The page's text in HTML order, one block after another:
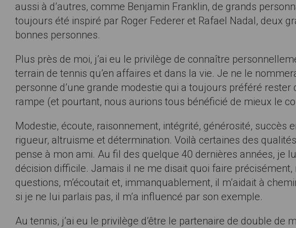
aussi à d’autres, comme Benjamin Franklin, de grands
toujours été inspiré par Roger Federer et Rafael Nadal, deux
bonnes personnes.
Plus près de moi, j’ai eu le privilège de connaître
terrain de tennis qu’en affaires et dans la vie. Je ne le
personne d’une grande modestie qui a toujours préféré rester
rampe (et pourtant, nous aurions tous bénéficié de mieux le
Modestie, écoute, raisonnement, intégrité, générosité, succès
rigueur, altruisme et détermination. Voilà certaines des
pense à mon ami. Au fil des quelque 40 dernières années, je
décision difficile. Jamais il ne me disait quoi faire
questions, m’écoutait et, immanquablement, il m’aidait à
si je ne lui parlais pas, il m’a influencé par son exemple.
Au tennis, j’ai eu le privilège d’être le partenaire de double